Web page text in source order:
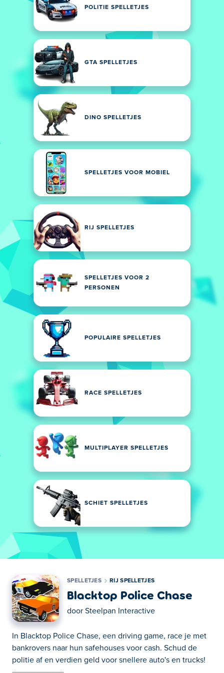
POLITIE SPELLETJES
GTA SPELLETJES
DINO SPELLETJES
SPELLETJES VOOR MOBIEL
RIJ SPELLETJES
SPELLETJES VOOR 2
PERSONEN
POPULAIRE SPELLETJES
RACE SPELLETJES
MULTIPLAYER SPELLETJES
SCHIET SPELLETJES
SPELLETJES RIJ SPELLETJES
Blacktop Police Chase
door Steelpan Interactive
In Blacktop Police Chase, een driving game, race je met
bankrovers naar hun safehouses voor cash. Schud de
politie af en verdien geld voor snellere auto's en trucks!